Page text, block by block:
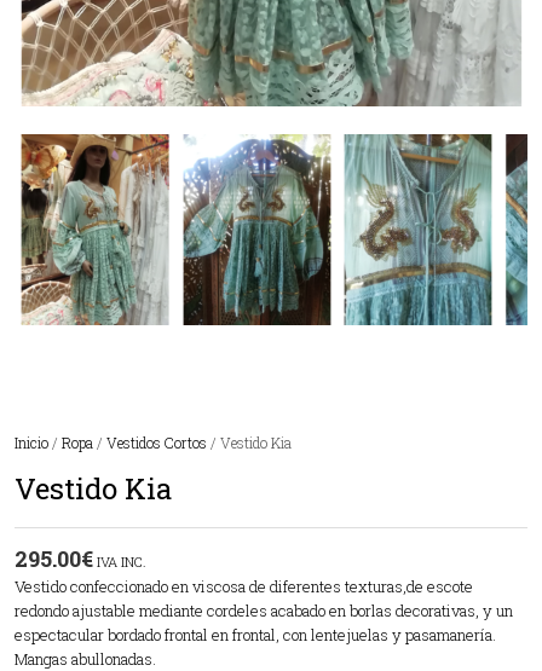
Inicio / Ropa / Vestidos Cortos / Vestido Kia
Vestido Kia
295.00€ IVA INC.
Vestido confeccionado en viscosa de diferentes texturas,de escote
redondo ajustable mediante cordeles acabado en borlas decorativas, y un
espectacular bordado frontal en frontal, con lentejuelas y pasamanería.
Mangas abullonadas.